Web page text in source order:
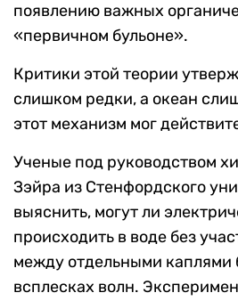
появлению важных
«первичном бульоне».
Критики этой теории
слишком редки, а океан
этот механизм мог
Ученые под руководством
Зэйра из Стенфордского
выяснить, могут ли
происходить в воде без
между отдельными каплями
всплесках волн.